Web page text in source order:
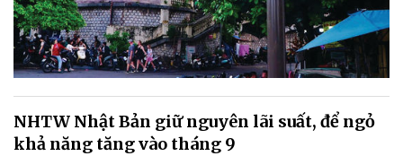
NHTW Nhật Bản giữ nguyên lãi suất, để ngỏ
khả năng tăng vào tháng 9